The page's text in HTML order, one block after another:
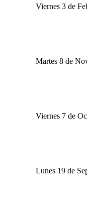
Viernes 3 de
Martes 8 de
Viernes 7 de
Lunes 19 de